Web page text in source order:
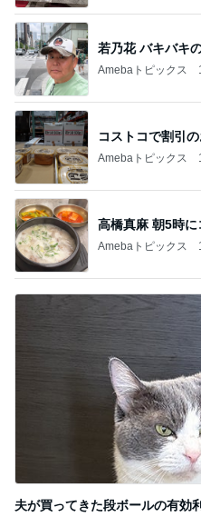
若乃花 バキバキ
Amebaトピックス
コストコで割引
Amebaトピックス
高橋真麻 朝5時
Amebaトピックス
夫が買ってきた段ボールの有効